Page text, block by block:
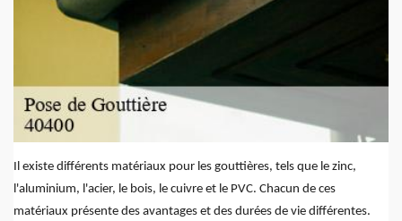
Il existe différents matériaux pour les gouttières, tels que le zinc,
l'aluminium, l'acier, le bois, le cuivre et le PVC. Chacun de ces
matériaux présente des avantages et des durées de vie différentes.